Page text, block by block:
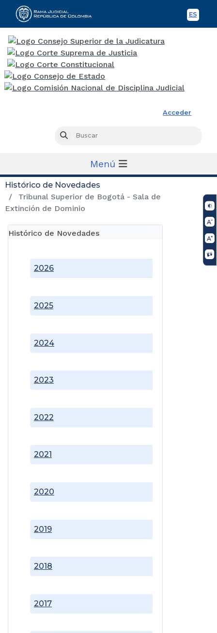
ES
Acceder
Buscar
Menú
Histórico de Novedades
Tribunal Superior de Bogotá - Sala de
Extinción de Dominio
Histórico de Novedades
2017
2018
2019
2020
2021
2022
2023
2024
2025
2026